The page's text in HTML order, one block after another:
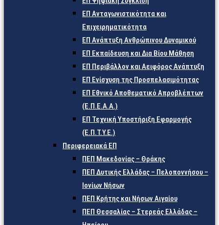
ΕΠ Ανταγωνιστικότητα και
Επιχειρηματικότητα
ΕΠ Ανάπτυξη Ανθρώπινου Δυναμικού
ΕΠ Εκπαίδευση και Δια Βίου Μάθηση
ΕΠ Περιβάλλον και Αειφόρος Ανάπτυξη
ΕΠ Ενίσχυση της Προσπελασιμότητας
ΕΠ Εθνικό Αποθεματικό Απροβλέπτων
(Ε.Π.Ε.Α.Α.)
ΕΠ Τεχνική Υποστήριξη Εφαρμογής
(Ε.Π.Τ.Υ.Ε.)
Περιφερειακά ΕΠ
ΠΕΠ Μακεδονίας – Θράκης
ΠΕΠ Δυτικής Ελλάδας – Πελοποννήσου –
Ιονίων Νήσων
ΠΕΠ Κρήτης και Νήσων Αιγαίου
ΠΕΠ Θεσσαλίας – Στερεάς Ελλάδας –